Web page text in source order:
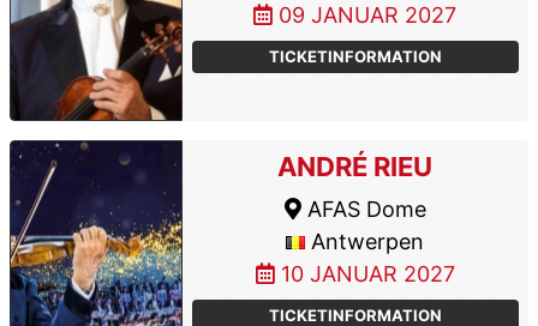
09 JANUAR 2027
TICKETINFORMATION
ANDRÉ RIEU
AFAS Dome
Antwerpen
10 JANUAR 2027
TICKETINFORMATION